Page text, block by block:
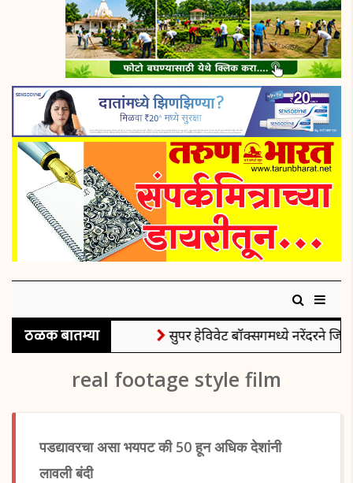
ठळक बातम्या सुपर हेविवेट बॉक्सिंगमध्ये नरेंदरने
real footage style film
पडद्यावरचा असा भयपट की 50 हून अधिक देशांनी
लावली बंदी